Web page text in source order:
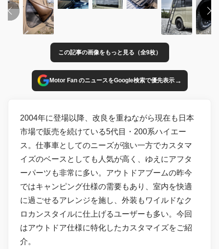
この記事の画像をもっと見る（全9枚）
Motor Fan のニュースをGoogle検索で優先表示→
2004年に登場以降、改良を重ねながら現在も日本
市場で販売を続けている5代目・200系ハイエー
ス。仕事車としてのニーズが強い一方でカスタマ
イズのベースとしても人気が高く、ゆえにアフタ
ーパーツも非常に多い。アウトドアブームの昨今
ではキャンピング仕様の需要もあり、室内を快適
に過ごせるアレンジを施し、外装もワイルドなク
ロカンスタイルに仕上げるユーザーも多い。今回
はアウトドア仕様に特化したカスタマイズをご紹
介。